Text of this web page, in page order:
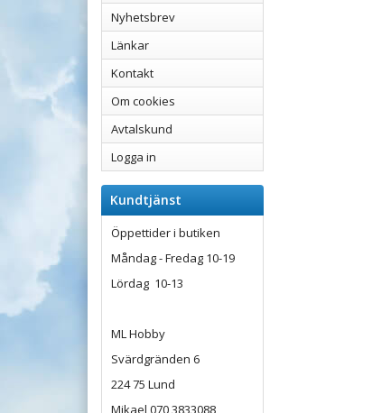
Nyhetsbrev
Länkar
Kontakt
Om cookies
Avtalskund
Logga in
Kundtjänst
Öppettider i butiken
Måndag - Fredag 10-19
Lördag 10-13
ML Hobby
Svärdgränden 6
224 75 Lund
Mikael 070 3833088